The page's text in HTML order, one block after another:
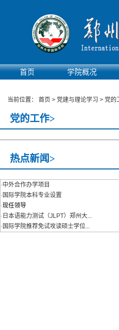
首页 学院概况
当前位置： 首页 > 党建与理论学习 > 党的
党的工作>
热点新闻>
·中外合作办学项目
· 国际学院本科专业设置
·现任领导
· 日本语能力测试（JLPT）郑州大...
· 国际学院推荐免试攻读硕士学位...